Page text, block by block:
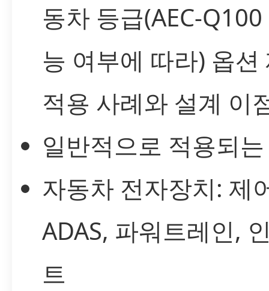
동차 등급(AEC-
능 여부에 따라) 옵션
적용 사례와 설계 이
일반적으로 적용되
자동차 전자장치: 제
ADAS, 파워트레인,
트